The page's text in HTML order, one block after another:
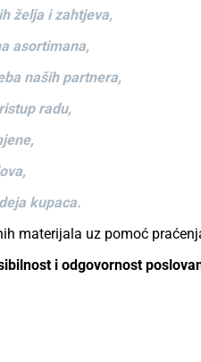
želja i zahtjeva,
asortimana,
naših partnera,
radu,
kupaca.
materijala uz pomoć
i odgovornost